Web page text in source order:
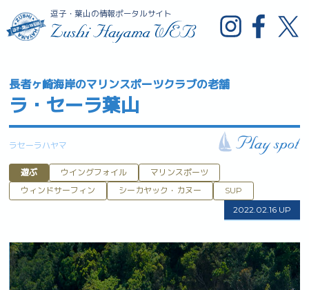
逗子・葉山の情報ポータルサイト
長者ヶ崎海岸のマリンスポーツクラブの老舗
ラ・セーラ葉山
ラセーラハヤマ
遊ぶ ウイングフォイル
マリンスポーツ
ウィンドサーフィン
シーカヤック・カヌー
SUP
2022.02.16 UP